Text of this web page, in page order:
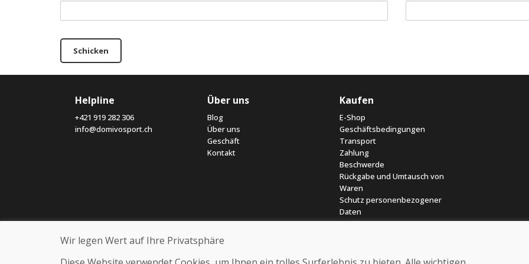
Schicken
Helpline
+421 919 282 306
info@domivosport.ch
Über uns
Blog
Über uns
Geschäft
Kontakt
Kaufen
E-Shop
Geschäftsbedingungen
Transport
Zahlung
Beschwerde
Rückgabe und Umtausch von
Waren
Schutz personenbezogener
Daten
Cookies
Wir legen Wert auf Ihre Privatsphäre